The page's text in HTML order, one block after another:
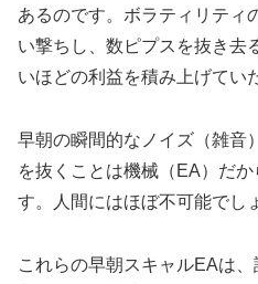
あるのです。ボラティリティ
い撃ちし、数ピプスを抜き去
いほどの利益を積み上げてい
早朝の瞬間的なノイズ（雑音
を抜くことは機械（EA）だ
す。人間にはほぼ不可能でし
これらの早朝スキャルEAは